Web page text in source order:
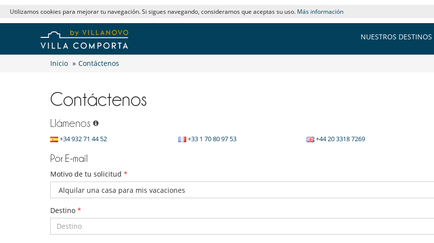
Utilizamos cookies para mejorar tu navegación. Si sigues navegando, consideramos que aceptas su uso. Más información
NUESTROS DESTINOS
Inicio » Contáctenos
Contáctenos
Llámenos
+34 932 71 44 52 +33 1 70 80 97 53 +44 20 3318 7269
Por E-mail
Motivo de tu solicitud *
Destino *